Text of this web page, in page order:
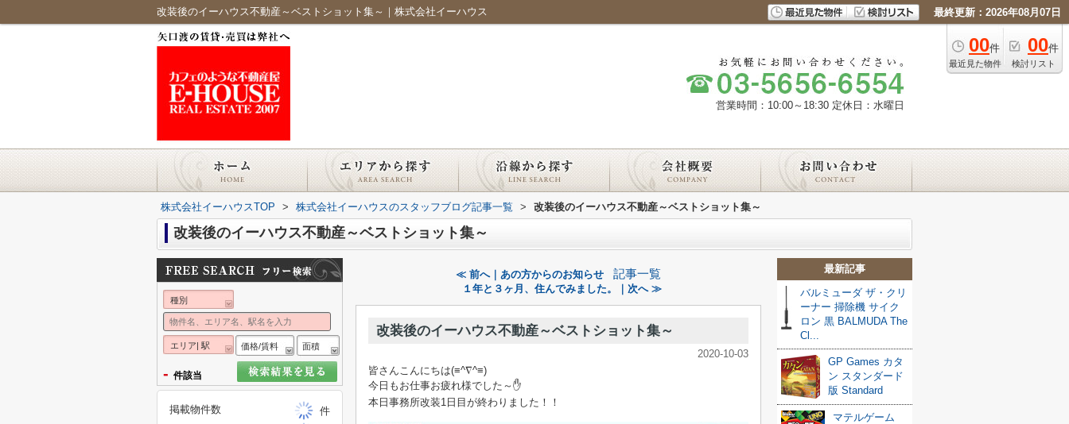
改装後のイーハウス不動産～ベストショット集～｜株式会社イーハウス 最終更新：2026年08月07日
00件
最近見た物件
00件
検討リスト
営業時間：10:00～18:30 定休日：水曜日
株式会社イーハウスTOP > 株式会社イーハウスのスタッフブログ記事一覧 > 改装後のイーハウス不動産～ベストショット集～
改装後のイーハウス不動産～ベストショット集～
≪ 前へ｜あの方からのお知らせ 記事一覧
１年と３ヶ月、住んでみました。｜次へ ≫
改装後のイーハウス不動産～ベストショット集～
2020-10-03
皆さんこんにちは(≡^∇^≡)
今日もお仕事お疲れ様でした～✋
本日事務所改装1日目が終わりました！！
最新記事
バルミューダ ザ・クリ
ーナー 掃除機 サイク
ロン 黒 BALMUDA The
Cl...
GP Games カタ
ン スタンダード
版 Standard
マテルゲーム
種別
エリア| 駅 価格/賃料 面積
- 件該当
掲載物件数
件